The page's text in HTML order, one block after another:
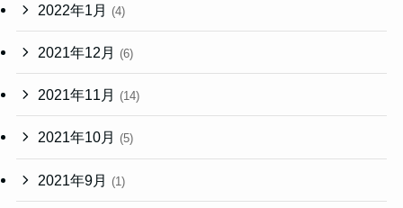
2022年1月 (4)
2021年12月 (6)
2021年11月 (14)
2021年10月 (5)
2021年9月 (1)